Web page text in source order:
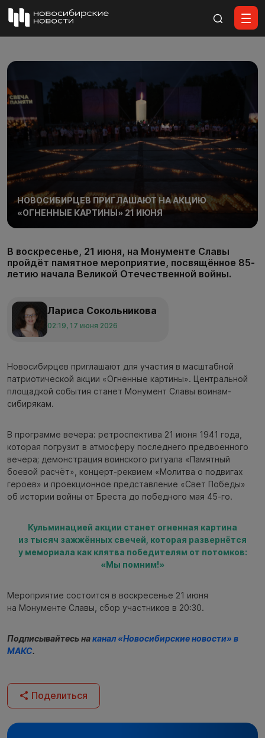
НОВОСИБИРЦЕВ ПРИГЛАШАЮТ НА АКЦИЮ
«ОГНЕННЫЕ КАРТИНЫ» 21 ИЮНЯ
В воскресенье, 21 июня, на Монументе Славы
пройдёт памятное мероприятие, посвящённое 85-
летию начала Великой Отечественной войны.
Лариса Сокольникова
02:19, 17 июня 2026
Новосибирцев приглашают для участия в масштабной
патриотической акции «Огненные картины». Центральной
площадкой события станет Монумент Славы воинам-
сибирякам.
В программе вечера: ретроспектива 21 июня 1941 года,
которая погрузит в атмосферу последнего предвоенного
вечера; демонстрация воинского ритуала «Памятный
боевой расчёт», концерт-реквием «Молитва о подвигах
героев» и проекционное представление «Свет Победы»
об истории войны от Бреста до победного мая 45-го.
Кульминацией акции станет огненная картина
из тысяч зажжённых свечей, которая развернётся
у мемориала как клятва победителям от потомков:
«Мы помним!»
Мероприятие состоится в воскресенье 21 июня
на Монументе Славы, сбор участников в 20:30.
Подписывайтесь наканал «Новосибирские новости» в
МАКС.
Поделиться